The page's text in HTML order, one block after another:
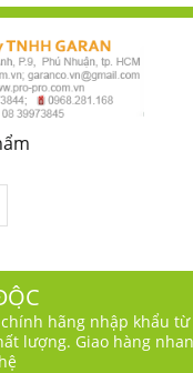
hãng nhập khẩu từ
lượng. Giao hàng